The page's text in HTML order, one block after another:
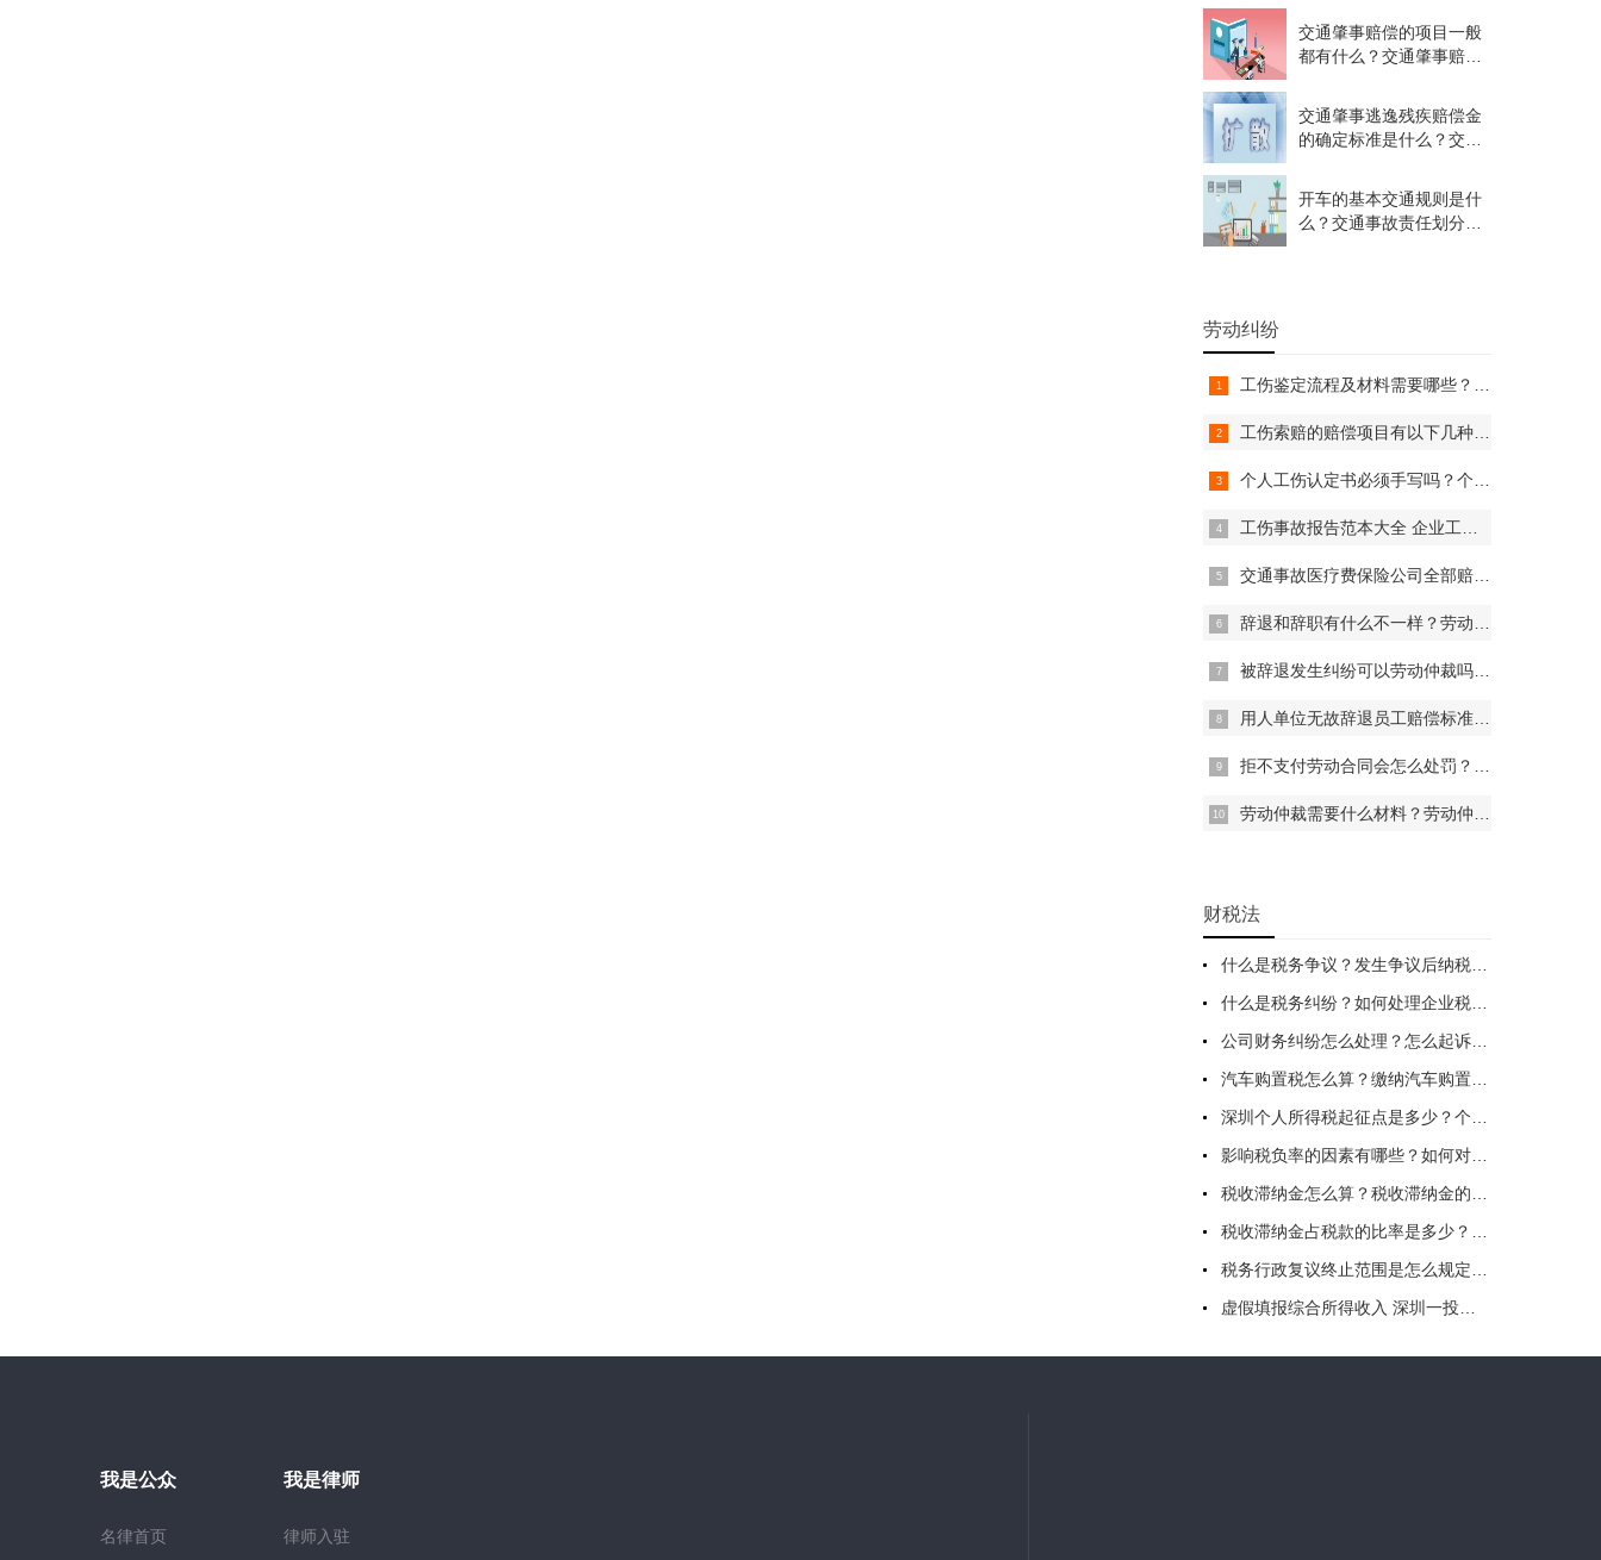
交通肇事赔偿的项目一般
都有什么？交通肇事赔偿
交通肇事逃逸残疾赔偿金
的确定标准是什么？交通
样的？
开车的基本交通规则是什
么？交通事故责任划分情
劳动纠纷
工伤鉴定流程及材料需要哪些？工伤鉴定标准是什么？
工伤索赔的赔偿项目有以下几种情况？工伤赔偿项目哪些由单位支付？
个人工伤认定书必须手写吗？个人工伤认定申请书范本
工伤事故报告范本大全 企业工伤事故防范制度都有什么？
交通事故医疗费保险公司全部赔吗？交通事故工伤赔偿怎样赔偿？
辞退和辞职有什么不一样？劳动法辞退员工的补偿标准2022年
被辞退发生纠纷可以劳动仲裁吗？最新的劳动合同法被辞退年假调休怎么办？
用人单位无故辞退员工赔偿标准是什么？劳动法辞退赔偿2020年
拒不支付劳动合同会怎么处罚？拒不支付劳动报酬最高可获刑几年？
劳动仲裁需要什么材料？劳动仲裁律师费收费标准是怎样的？
财税法
什么是税务争议？发生争议后纳税人要怎么做？解决税务争议的法律救济途径
什么是税务纠纷？如何处理企业税务纠纷？一文一目了然
公司财务纠纷怎么处理？怎么起诉欠钱不还？公司财务纠纷处理方式
汽车购置税怎么算？缴纳汽车购置税的注意事项有哪些？
深圳个人所得税起征点是多少？个人所得税缴纳时间是什么时候？
影响税负率的因素有哪些？如何对企业税负做出评价？一文读懂
税收滞纳金怎么算？税收滞纳金的时间如何规定？节假日是否加收滞纳金？
税收滞纳金占税款的比率是多少？税收滞纳金比例是多少？
税务行政复议终止范围是怎么规定的？税务行政复议申请书请求怎么写？
虚假填报综合所得收入 深圳一投资公司员工被罚111945元
我是公众
名律首页
我是律师
律师入驻